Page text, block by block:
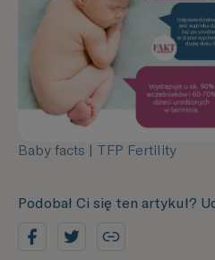
Baby facts | TFP Fertility
Podobał Ci się ten artykuł?